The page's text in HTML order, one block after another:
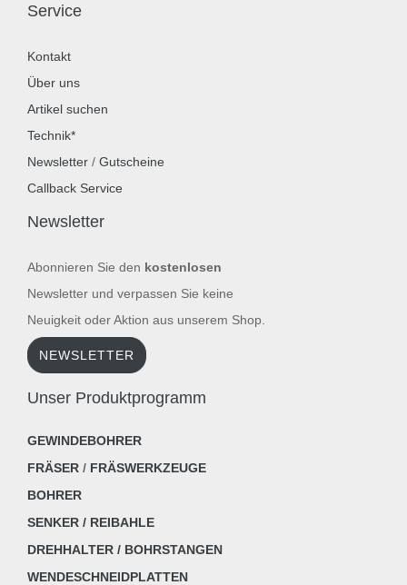
Service
Kontakt
Über uns
Artikel suchen
Technik*
Newsletter / Gutscheine
Callback Service
Newsletter
Abonnieren Sie den kostenlosen
Newsletter und verpassen Sie keine
Neuigkeit oder Aktion aus unserem Shop.
NEWSLETTER
Unser Produktprogramm
GEWINDEBOHRER
FRÄSER / FRÄSWERKZEUGE
BOHRER
SENKER / REIBAHLE
DREHHALTER / BOHRSTANGEN
WENDESCHNEIDPLATTEN